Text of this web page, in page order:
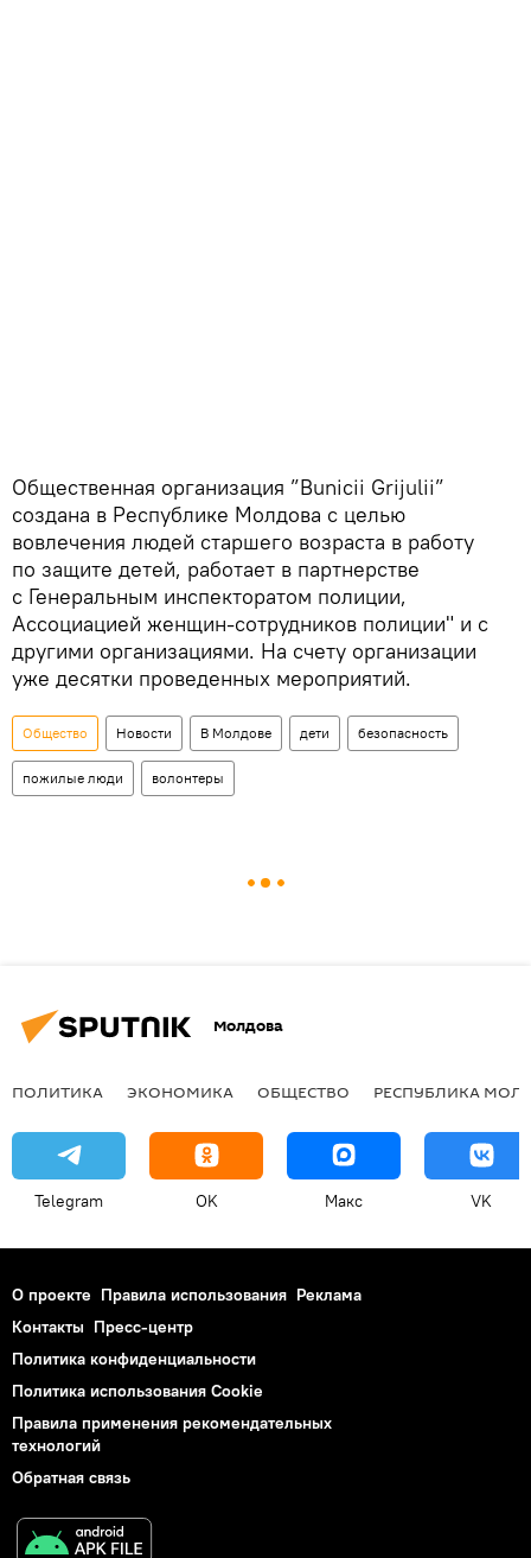
Общественная организация ”Bunicii Grijulii”
создана в Республике Молдова с целью
вовлечения людей старшего возраста в работу
по защите детей, работает в партнерстве
с Генеральным инспекторатом полиции,
Ассоциацией женщин-сотрудников полиции" и с
другими организациями. На счету организации
уже десятки проведенных мероприятий.
Общество Новости В Молдове дети безопасность
пожилые люди волонтеры
Молдова
ПОЛИТИКА ЭКОНОМИКА ОБЩЕСТВО РЕСПУБЛИКА
Telegram OK Макс VK
О проекте Правила использования Реклама
Контакты Пресс-центр
Политика конфиденциальности
Политика использования Cookie
Правила применения рекомендательных
технологий
Обратная связь